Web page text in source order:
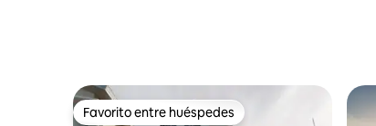
Favorito entre huéspedes
Favorito entre huéspedes